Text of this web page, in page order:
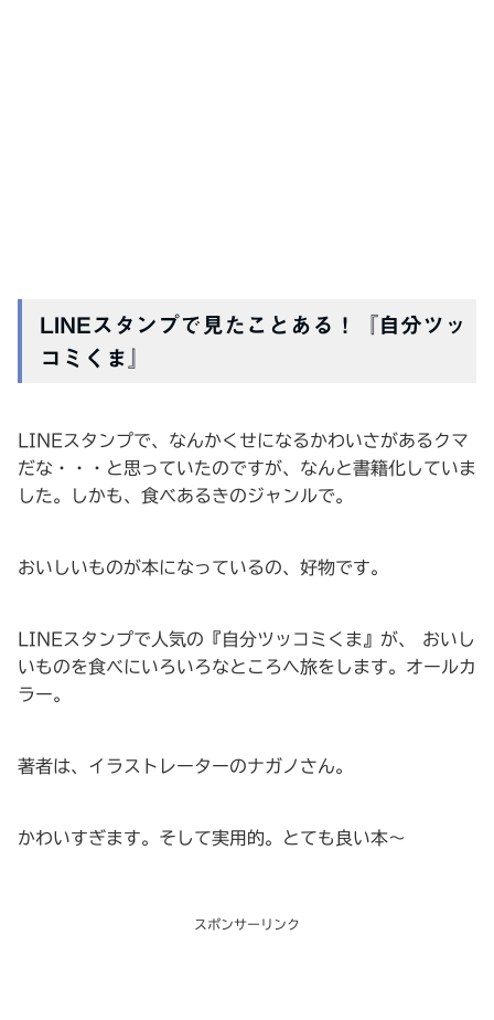
LINEスタンプで見たことある！『自分ツッ
コミくま』
LINEスタンプで、なんかくせになるかわいさがあるクマ
だな・・・と思っていたのですが、なんと書籍化していま
した。しかも、食べあるきのジャンルで。
おいしいものが本になっているの、好物です。
LINEスタンプで人気の『自分ツッコミくま』が、 おいし
いものを食べにいろいろなところへ旅をします。オールカ
ラー。
著者は、イラストレーターのナガノさん。
かわいすぎます。そして実用的。とても良い本～
スポンサーリンク